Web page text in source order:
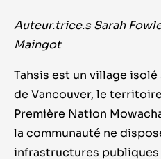
Auteur.trice.s Sarah
Maingot
Tahsis est un village
de Vancouver, le
Première Nation
la communauté ne
infrastructures